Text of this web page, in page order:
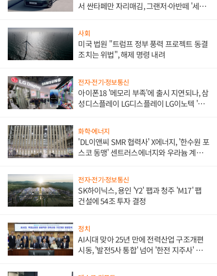
서 싼타페만 자리매김, 그랜저·아반떼 '세단
사회
미국 법원 "트럼프 정부 풍력 프로젝트 동결
조치는 위법", 해제 명령 내려
전자·전기·정보통신
아이폰18 '메모리 부족'에 출시 지연되나, 삼
성디스플레이 LG디스플레이 LG이노텍 '탈
화학·에너지
'DL이앤씨 SMR 협력사' X에너지, '한수원 포
스코 동맹' 센트러스에너지와 우라늄 계약
전자·전기·정보통신
SK하이닉스, 용인 'Y2' 팹과 청주 'M17' 팹
건설에 54조 투자 결정
정치
AI시대 맞아 25년 만에 전력산업 구조개편
시동, '발전5사 통합' 넘어 '한전 지주사' 재편